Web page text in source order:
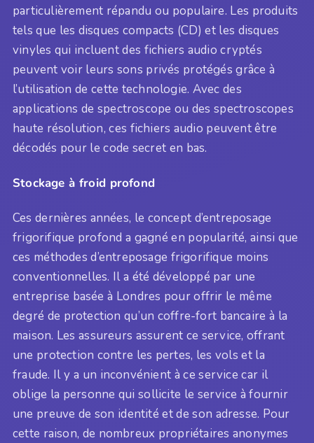
particulièrement répandu ou populaire. Les produits
tels que les disques compacts (CD) et les disques
vinyles qui incluent des fichiers audio cryptés
peuvent voir leurs sons privés protégés grâce à
l’utilisation de cette technologie. Avec des
applications de spectroscope ou des spectroscopes
haute résolution, ces fichiers audio peuvent être
décodés pour le code secret en bas.
Stockage à froid profond
Ces dernières années, le concept d’entreposage
frigorifique profond a gagné en popularité, ainsi que
ces méthodes d’entreposage frigorifique moins
conventionnelles. Il a été développé par une
entreprise basée à Londres pour offrir le même
degré de protection qu’un coffre-fort bancaire à la
maison. Les assureurs assurent ce service, offrant
une protection contre les pertes, les vols et la
fraude. Il y a un inconvénient à ce service car il
oblige la personne qui sollicite le service à fournir
une preuve de son identité et de son adresse. Pour
cette raison, de nombreux propriétaires anonymes